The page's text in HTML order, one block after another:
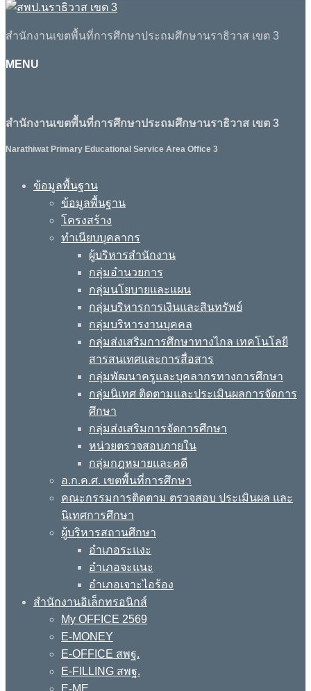
สำนักงานเขตพื้นที่การศึกษาประถมศึกษานราธิวาส เขต 3
MENU
สำนักงานเขตพื้นที่การศึกษาประถมศึกษานราธิวาส เขต 3
Narathiwat Primary Educational Service Area Office 3
ข้อมูลพื้นฐาน
ข้อมูลพื้นฐาน
โครงสร้าง
ทำเนียบบุคลากร
ผู้บริหารสำนักงาน
กลุ่มอำนวยการ
กลุ่มนโยบายและแผน
กลุ่มบริหารการเงินและสินทรัพย์
กลุ่มบริหารงานบุคคล
กลุ่มส่งเสริมการศึกษาทางไกล เทคโนโลยี
สารสนเทศและการสื่อสาร
กลุ่มพัฒนาครูและบุคลากรทางการศึกษา
กลุ่มนิเทศ ติดตามและประเมินผลการจัดการ
ศึกษา
กลุ่มส่งเสริมการจัดการศึกษา
หน่วยตรวจสอบภายใน
กลุ่มกฎหมายและคดี
อ.ก.ค.ศ. เขตพื้นที่การศึกษา
คณะกรรมการติดตาม ตรวจสอบ ประเมินผล และ
นิเทศการศึกษา
ผู้บริหารสถานศึกษา
อำเภอระแงะ
อำเภอจะแนะ
อำเภอเจาะไอร้อง
สำนักงานอิเล็กทรอนิกส์
My OFFICE 2569
E-MONEY
E-OFFICE สพฐ.
E-FILLING สพฐ.
E-ME